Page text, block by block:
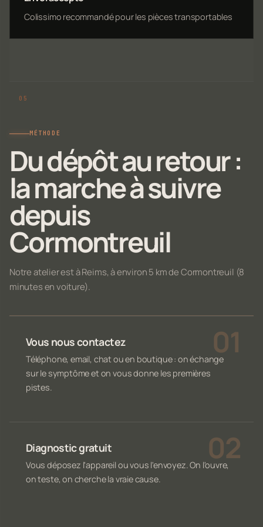
Colissimo recommandé pour les pièces transportables
MÉTHODE
Du dépôt au retour :
la marche à suivre
depuis
Cormontreuil
Notre atelier est à Reims, à environ 5 km de Cormontreuil (8
minutes en voiture).
Vous nous contactez
Téléphone, email, chat ou en boutique : on échange
sur le symptôme et on vous donne les premières
pistes.
Diagnostic gratuit
Vous déposez l'appareil ou vous l'envoyez. On l'ouvre,
on teste, on cherche la vraie cause.